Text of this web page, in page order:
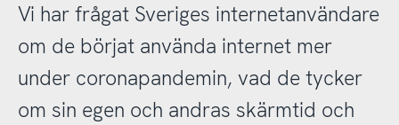
Vi har frågat Sveriges internetanvändare
om de börjat använda internet mer
under coronapandemin, vad de tycker
om sin egen och andras skärmtid och